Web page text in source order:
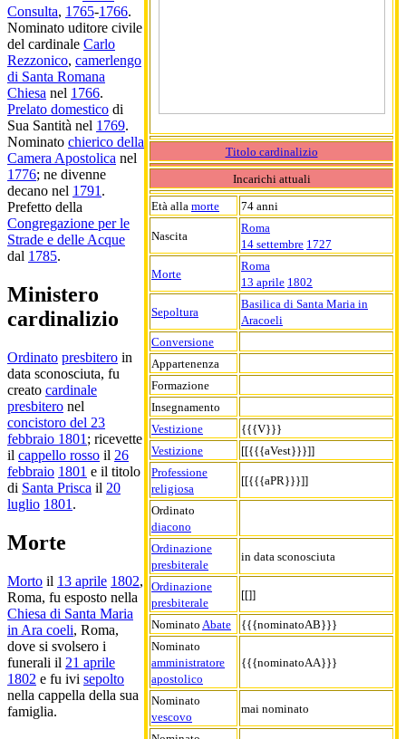
Titolo cardinalizio
Incarichi attuali
Età alla morte 74 anni
Nascita
Roma
14 settembre 1727
Morte
Roma
13 aprile 1802
Sepoltura
Basilica di Santa Maria in
Aracoeli
Conversione
Appartenenza
Formazione
Insegnamento
Vestizione
{{{V}}}
Vestizione
[[{{{aVest}}}]]
Professione
religiosa
[[{{{aPR}}}]]
Ordinato
diacono
Ordinazione
presbiterale
in data sconosciuta
Ordinazione
presbiterale
[[]]
Nominato Abate
{{{nominatoAB}}}
Nominato
amministratore
apostolico
{{{nominatoAA}}}
Nominato
vescovo
mai nominato
Consulta, 1765-1766.
Nominato uditore civile
del cardinale Carlo
Rezzonico, camerlengo
di Santa Romana
Chiesa nel 1766.
Prelato domestico di
Sua Santità nel 1769.
Nominato chierico della
Camera Apostolica nel
1776; ne divenne
decano nel 1791 .
Prefetto della
Congregazione per le
Strade e delle Acque
dal 1785.
Ministero
cardinalizio
Ordinato presbitero in
data sconosciuta, fu
creato cardinale
presbitero nel
concistoro del 23
febbraio 1801 ; ricevette
il cappello rosso il 26
febbraio 1801 e il titolo
di Santa Prisca il 20
luglio 1801 .
Morte
Morto il 13 aprile 1802,
Roma, fu esposto nella
Chiesa di Santa Maria
in Ara coeli, Roma,
dove si svolsero i
funerali il 21 aprile
1802 e fu ivi sepolto
nella cappella della sua
famiglia.